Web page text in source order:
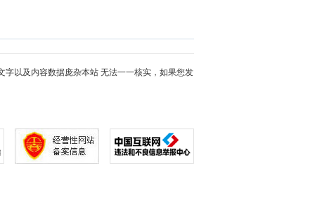
以及内容数据庞杂本站 无法一一核实，如果您发